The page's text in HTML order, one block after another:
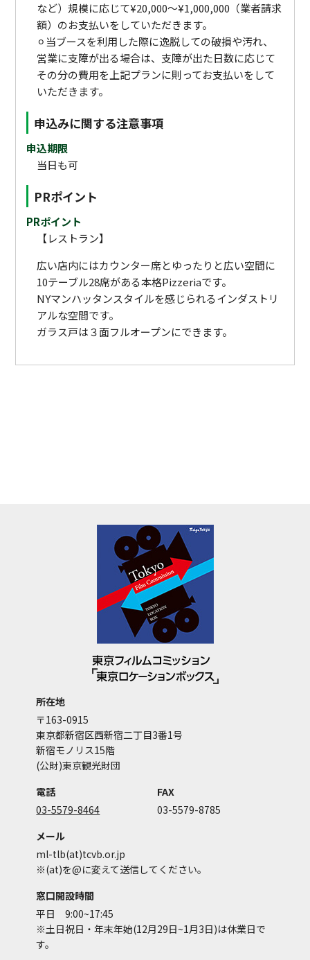
など）規模に応じて¥20,000〜¥1,000,000（業者請求
額）のお支払いをしていただきます。
⚪︎当ブースを利用した際に逸脱しての破損や汚れ、
営業に支障が出る場合は、支障が出た日数に応じて
その分の費用を上記プランに則ってお支払いをして
いただきます。
申込みに関する注意事項
申込期限
当日も可
PRポイント
PRポイント
【レストラン】
広い店内にはカウンター席とゆったりと広い空間に
10テーブル28席がある本格Pizzeriaです。
NYマンハッタンスタイルを感じられるインダストリ
アルな空間です。
ガラス戸は３面フルオープンにできます。
所在地
〒163-0915
東京都新宿区西新宿二丁目3番1号
新宿モノリス15階
(公財)東京観光財団
電話
03-5579-8464
FAX
03-5579-8785
メール
ml-tlb(at)tcvb.or.jp
※(at)を@に変えて送信してください。
窓口開設時間
平日 9:00~17:45
※土日祝日・年末年始(12月29日~1月3日)は休業日で
す。